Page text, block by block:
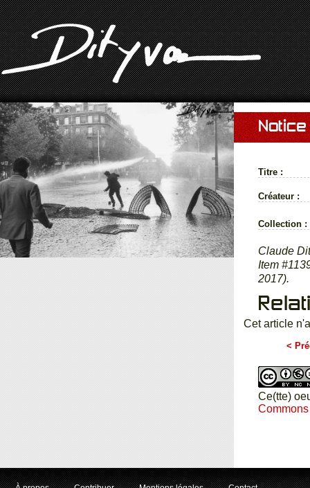
Titre :
Créateur :
Collection :
Claude
Item
2017).
Cet article
<
Ce(tte)